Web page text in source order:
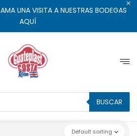
UNA VISITA A NUESTRAS BODEGAS
AQUÍ
BUSCAR
Default sorting